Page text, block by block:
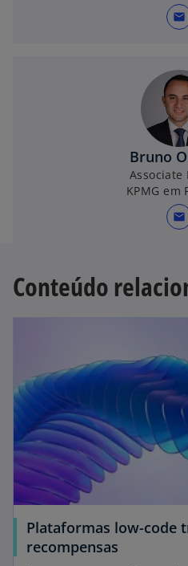
mail
Bruno
Associate
KPMG em
mail
Conteúdo
Plataformas low-code
recompensas